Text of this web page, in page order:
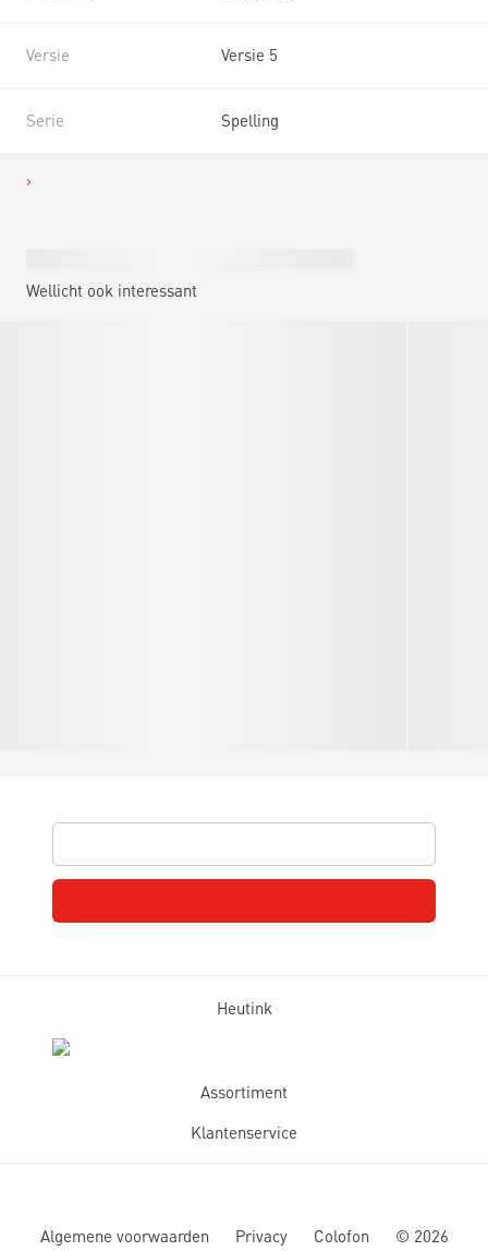
Versie Versie 5
Serie Spelling
Wellicht ook interessant
Heutink
Assortiment
Klantenservice
Algemene voorwaarden Privacy Colofon © 2026